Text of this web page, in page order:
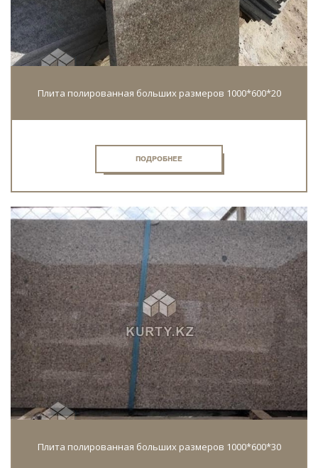
Плита полированная больших размеров 1000*600*20
ПОДРОБНЕЕ
Плита полированная больших размеров 1000*600*30